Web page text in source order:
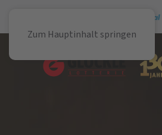
Zum Hauptinhalt springen